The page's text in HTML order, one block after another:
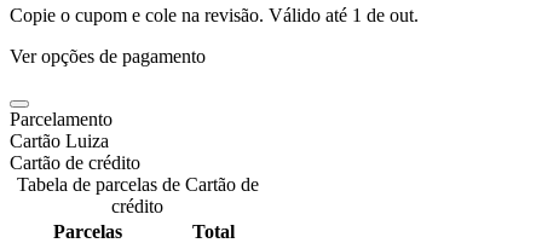
Copie o cupom e cole na revisão. Válido até 1 de out.
Ver opções de pagamento
Parcelamento
Cartão Luiza
Cartão de crédito
Tabela de parcelas de Cartão de
crédito
Parcelas
Total